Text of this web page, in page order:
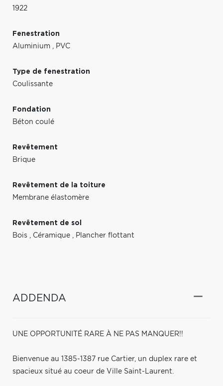
1922
Fenestration
Aluminium , PVC
Type de fenestration
Coulissante
Fondation
Béton coulé
Revêtement
Brique
Revêtement de la toiture
Membrane élastomère
Revêtement de sol
Bois , Céramique , Plancher flottant
ADDENDA
UNE OPPORTUNITÉ RARE À NE PAS MANQUER!!
Bienvenue au 1385-1387 rue Cartier, un duplex rare et
spacieux situé au coeur de Ville Saint-Laurent.